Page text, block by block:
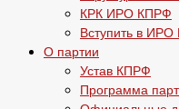
КРК ИРО КПРФ
Вступить в
О партии
Устав КПРФ
Программа